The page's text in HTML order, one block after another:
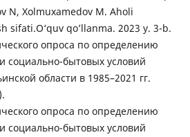
N, Xolmuxamedov M. Aholi
sifati.O‘quv qo’llanma. 2023 y. 3-b.
опроса по определению
социально-бытовых условий
области в 1985–2021 гг.
опроса по определению
социально-бытовых условий